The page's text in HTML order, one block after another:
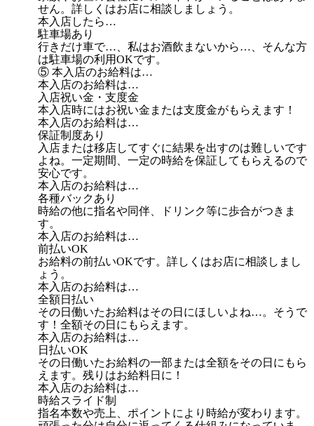
せん。詳しくはお店に相談しましょう。
本入店したら…
駐車場あり
行きだけ車で…、私はお酒飲まないから…、そんな方
は駐車場の利用OKです。
⑤ 本入店のお給料は…
本入店のお給料は…
入店祝い金・支度金
本入店時にはお祝い金または支度金がもらえます！
本入店のお給料は…
保証制度あり
入店または移店してすぐに結果を出すのは難しいです
よね。一定期間、一定の時給を保証してもらえるので
安心です。
本入店のお給料は…
各種バックあり
時給の他に指名や同伴、ドリンク等に歩合がつきま
す。
本入店のお給料は…
前払いOK
お給料の前払いOKです。詳しくはお店に相談しまし
ょう。
本入店のお給料は…
全額日払い
その日働いたお給料はその日にほしいよね…。そうで
す！全額その日にもらえます。
本入店のお給料は…
日払いOK
その日働いたお給料の一部または全額をその日にもら
えます。残りはお給料日に！
本入店のお給料は…
時給スライド制
指名本数や売上、ポイントにより時給が変わります。